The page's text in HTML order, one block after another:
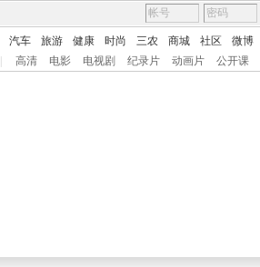
汽车 旅游 健康 时尚 三农 商城 社区 微博
高清 电影 电视剧 纪录片 动画片 公开课